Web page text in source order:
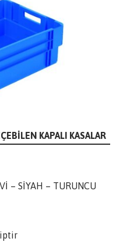
KAPALI KASALAR
– SİYAH – TURUNCU